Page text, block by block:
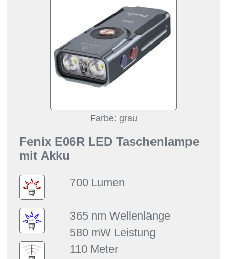
Farbe: grau
Fenix E06R LED Taschenlampe
mit Akku
700 Lumen
365 nm Wellenlänge
580 mW Leistung
110 Meter